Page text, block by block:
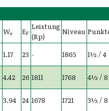
We EF
Leistung
(Rp)
Niveau
1.17 23 - 1865 1½ / 4
4.42 26 1811 1768 4½ / 8
3.94 24 1678 1721 3½ / 8